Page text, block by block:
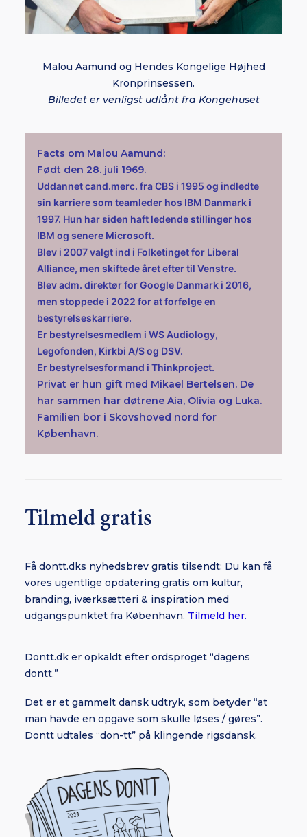
Malou Aamund og Hendes Kongelige Højhed
Kronprinsessen.
Billedet er venligst udlånt fra Kongehuset
Facts om Malou Aamund:
Født den 28. juli 1969.
Uddannet cand.merc. fra CBS i 1995 og indledte
sin karriere som teamleder hos IBM Danmark i
1997. Hun har siden haft ledende stillinger hos
IBM og senere Microsoft.
Blev i 2007 valgt ind i Folketinget for Liberal
Alliance, men skiftede året efter til Venstre.
Blev adm. direktør for Google Danmark i 2016,
men stoppede i 2022 for at forfølge en
bestyrelseskarriere.
Er bestyrelsesmedlem i WS Audiology,
Legofonden, Kirkbi A/S og DSV.
Er bestyrelsesformand i Thinkproject.
Privat er hun gift med Mikael Bertelsen. De
har sammen har døtrene Aia, Olivia og Luka.
Familien bor i Skovshoved nord for
København.
Tilmeld gratis
Få dontt.dks nyhedsbrev gratis tilsendt: Du kan få
vores ugentlige opdatering gratis om kultur,
branding, iværksætteri & inspiration med
udgangspunktet fra København. Tilmeld her.
Dontt.dk er opkaldt efter ordsproget “dagens
dontt.”
Det er et gammelt dansk udtryk, som betyder “at
man havde en opgave som skulle løses / gøres”.
Dontt udtales “don-tt” på klingende rigsdansk.